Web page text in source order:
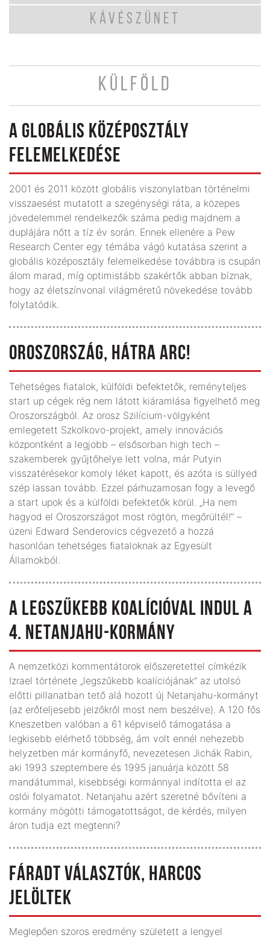
KÁVÉSZÜNET
KÜLFÖLD
A GLOBÁLIS KÖZÉPOSZTÁLY
FELEMELKEDÉSE
2001 és 2011 között globális viszonylatban történelmi
visszaesést mutatott a szegénységi ráta, a közepes
jövedelemmel rendelkezők száma pedig majdnem a
duplájára nőtt a tíz év során. Ennek ellenére a Pew
Research Center egy témába vágó kutatása szerint a
globális középosztály felemelkedése továbbra is csupán
álom marad, míg optimistább szakértők abban bíznak,
hogy az életszínvonal világméretű növekedése tovább
folytatódik.
OROSZORSZÁG, HÁTRA ARC!
Tehetséges fiatalok, külföldi befektetők, reményteljes
start up cégek rég nem látott kiáramlása figyelhető meg
Oroszországból. Az orosz Szilícium-völgyként
emlegetett Szkolkovo-projekt, amely innovációs
központként a legjobb – elsősorban high tech –
szakemberek gyűjtőhelye lett volna, már Putyin
visszatérésekor komoly léket kapott, és azóta is süllyed
szép lassan tovább. Ezzel párhuzamosan fogy a levegő
a start upok és a külföldi befektetők körül. „Ha nem
hagyod el Oroszországot most rögtön, megőrültél!” –
üzeni Edward Senderovics cégvezető a hozzá
hasonlóan tehetséges fiataloknak az Egyesült
Államokból.
A LEGSZŰKEBB KOALÍCIÓVAL INDUL A
4. NETANJAHU-KORMÁNY
A nemzetközi kommentátorok előszeretettel címkézik
Izrael története „legszűkebb koalíciójának” az utolsó
előtti pillanatban tető alá hozott új Netanjahu-kormányt
(az erőteljesebb jelzőkről most nem beszélve). A 120 fős
Kneszetben valóban a 61 képviselő támogatása a
legkisebb elérhető többség, ám volt ennél nehezebb
helyzetben már kormányfő, nevezetesen Jichák Rabin,
aki 1993 szeptembere és 1995 januárja között 58
mandátummal, kisebbségi kormánnyal indította el az
oslói folyamatot. Netanjahu azért szeretné bővíteni a
kormány mögötti támogatottságot, de kérdés, milyen
áron tudja ezt megtenni?
FÁRADT VÁLASZTÓK, HARCOS
JELÖLTEK
Meglepően szoros eredmény született a lengyel